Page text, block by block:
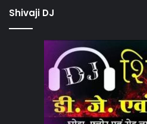
Shivaji DJ